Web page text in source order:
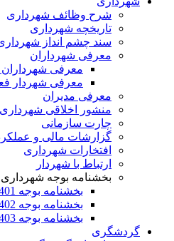
شرح وظائف شهرداری
تاریخچه شهرداری
سند چشم انداز
معرفی شهرداران
معرفی شهرداران
معرفی شهردار
معرفی مدیران
منشور اخلاقی شهرداری
چارت سازمانی
گزارشات مالی و
افتخارات شهرداری
ارتباط با شهردار
بخشنامه بوجه شهرداری
بخشنامه بوجه 1401 شهرداری ها
بخشنامه بوجه 1402 شهرداری ها
بخشنامه بوجه 1403 شهرداری ها
گردشگری